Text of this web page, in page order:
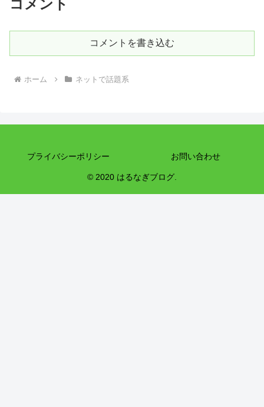
コメント
コメントを書き込む
ホーム ネットで話題系
プライバシーポリシー お問い合わせ
© 2020 はるなぎブログ.